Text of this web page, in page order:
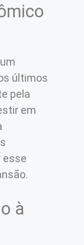
últimos
pela
em
esse
à